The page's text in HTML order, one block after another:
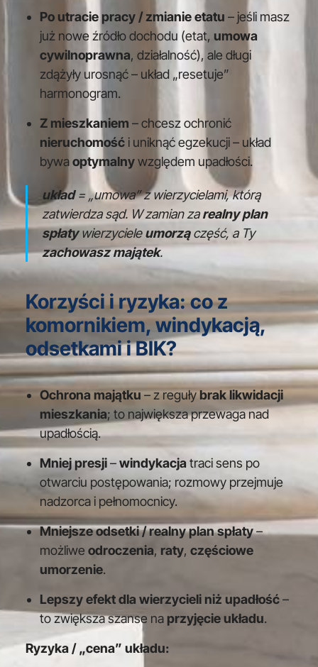
Po utracie pracy / zmianie etatu – jeśli masz
już nowe źródło dochodu (etat, umowa
cywilnoprawna, działalność), ale długi
zdążyły urosnąć – układ „resetuje”
harmonogram.
Z mieszkaniem – chcesz ochronić
nieruchomośći uniknąć egzekucji – układ
bywaoptymalnywzględem upadłości.
układ= „umowa” z wierzycielami, którą
zatwierdza sąd. W zamian zarealny plan
spłatywierzycieleumorzączęść, a Ty
zachowasz majątek.
Korzyści i ryzyka: co z
komornikiem, windykacją,
odsetkami i BIK?
Ochrona majątku– z regułybrak likwidacji
mieszkania; to największa przewaga nad
upadłością.
Mniej presji–windykacja traci sens po
otwarciu postępowania; rozmowy przejmuje
nadzorca i pełnomocnicy.
Mniejsze odsetki / realny plan spłaty–
możliwe odroczenia, raty, częściowe
umorzenie.
Lepszy efekt dla wierzycieli niż upadłość–
to zwiększa szanse na przyjęcie układu.
Ryzyka / „cena” układu: